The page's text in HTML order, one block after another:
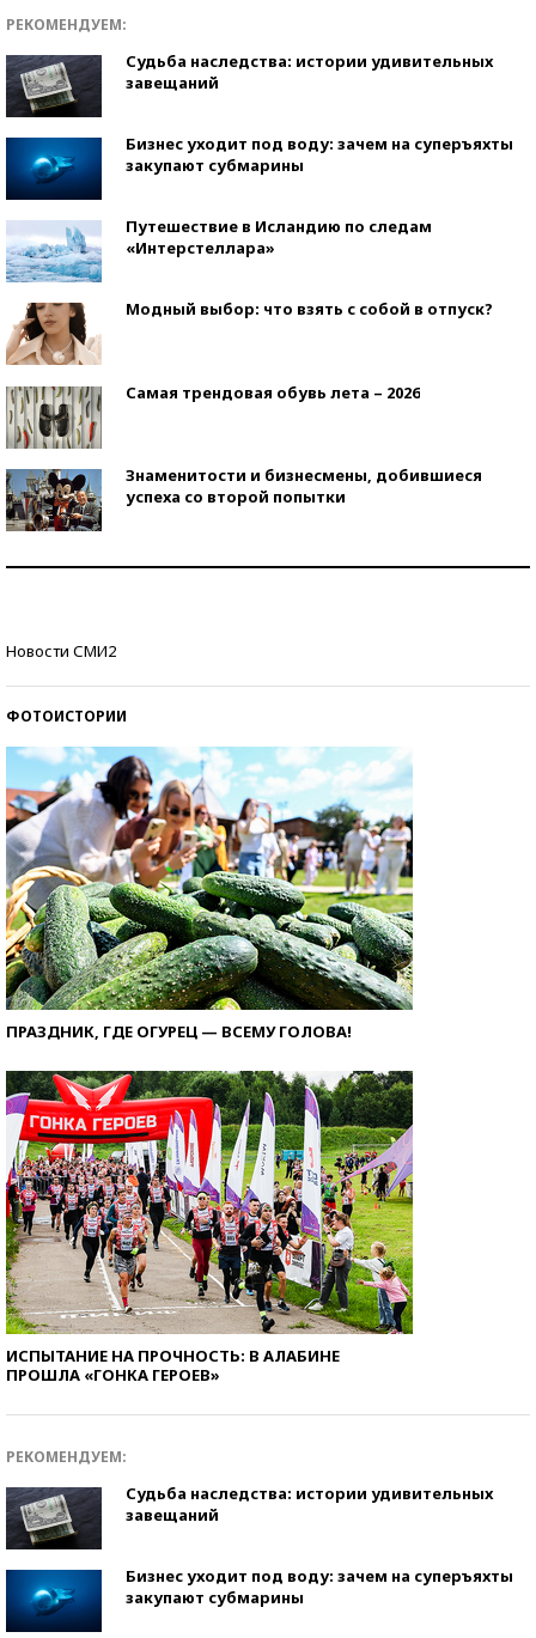
РЕКОМЕНДУЕМ:
Судьба наследства: истории удивительных
завещаний
Бизнес уходит под воду: зачем на суперъяхты
закупают субмарины
Путешествие в Исландию по следам
«Интерстеллара»
Модный выбор: что взять с собой в отпуск?
Самая трендовая обувь лета – 2026
Знаменитости и бизнесмены, добившиеся
успеха со второй попытки
Новости СМИ2
ФОТОИСТОРИИ
ПРАЗДНИК, ГДЕ ОГУРЕЦ — ВСЕМУ ГОЛОВА!
ИСПЫТАНИЕ НА ПРОЧНОСТЬ: В АЛАБИНЕ
ПРОШЛА «ГОНКА ГЕРОЕВ»
РЕКОМЕНДУЕМ:
Судьба наследства: истории удивительных
завещаний
Бизнес уходит под воду: зачем на суперъяхты
закупают субмарины